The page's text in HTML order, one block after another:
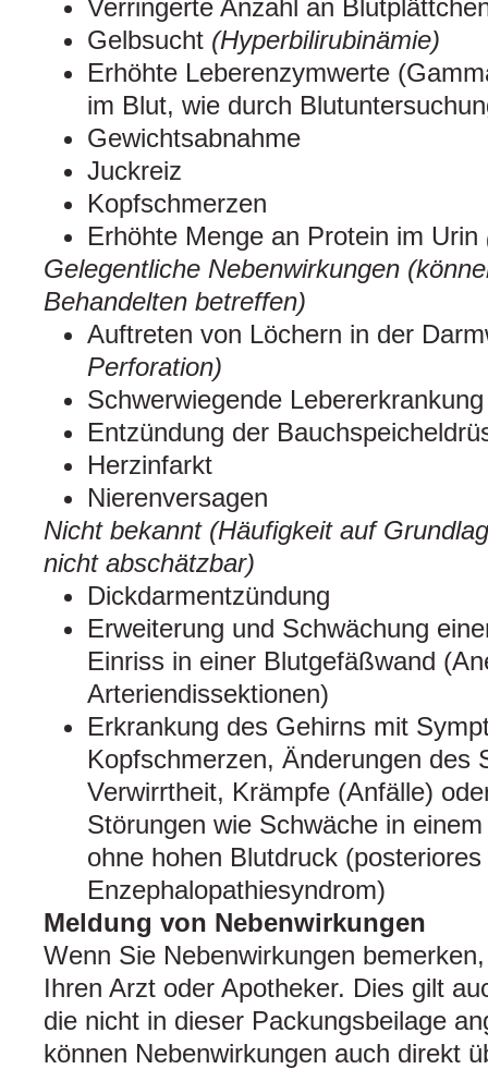
Verringerte Anzahl an
Gelbsucht (Hyperbilirubinämie)
Erhöhte Leberenzymwerte
im Blut, wie durch
Gewichtsabnahme
Juckreiz
Kopfschmerzen
Erhöhte Menge an Protein im Urin
Gelegentliche Nebenwirkungen
Behandelten betreffen)
Auftreten von Löchern in der
Perforation)
Schwerwiegende Lebererkrankung
Entzündung der
Herzinfarkt
Nierenversagen
Nicht bekannt (Häufigkeit auf
nicht abschätzbar)
Dickdarmentzündung
Erweiterung und Schwächung
Einriss in einer Blutgefäßwand
Arteriendissektionen)
Erkrankung des Gehirns mit
Kopfschmerzen, Änderungen des
Verwirrtheit, Krämpfe (Anfälle)
Störungen wie Schwäche in
ohne hohen Blutdruck
Enzephalopathiesyndrom)
Meldung von Nebenwirkungen
Wenn Sie Nebenwirkungen
Ihren Arzt oder Apotheker. Dies gilt
die nicht in dieser Packungsbeilage
können Nebenwirkungen auch direkt